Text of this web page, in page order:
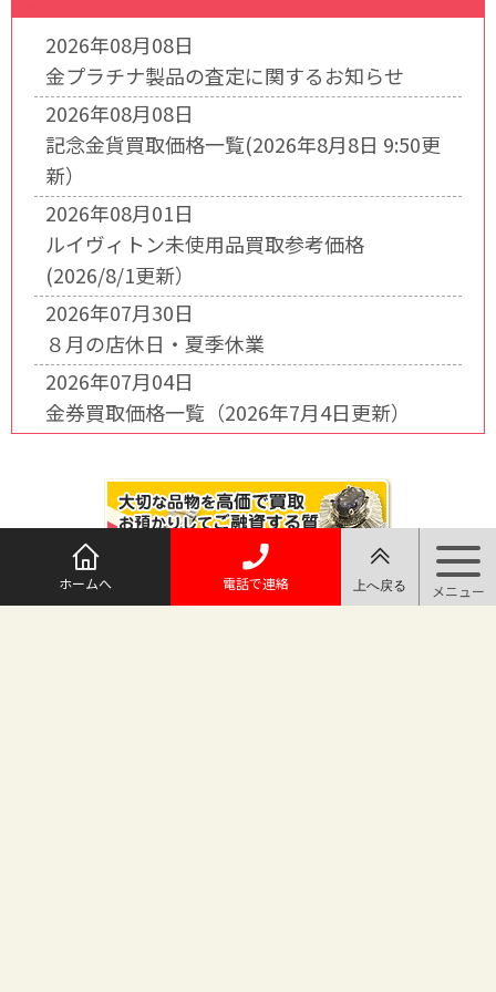
2026年08月08日
金プラチナ製品の査定に関するお知らせ
2026年08月08日
記念金貨買取価格一覧(2026年8月8日 9:50更
新）
2026年08月01日
ルイヴィトン未使用品買取参考価格
(2026/8/1更新）
2026年07月30日
８月の店休日・夏季休業
2026年07月04日
金券買取価格一覧（2026年7月4日更新）
ホームへ 電話で連絡